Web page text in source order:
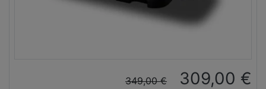
349,00 € 309,00 €